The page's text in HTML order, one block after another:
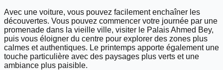
Avec une voiture, vous pouvez facilement enchaîner les
découvertes. Vous pouvez commencer votre journée par une
promenade dans la vieille ville, visiter le Palais Ahmed Bey,
puis vous éloigner du centre pour explorer des zones plus
calmes et authentiques. Le printemps apporte également une
touche particulière avec des paysages plus verts et une
ambiance plus paisible.